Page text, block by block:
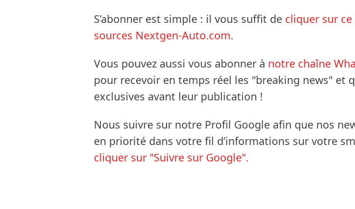
S’abonner est simple : il vous suffit de cliquer sur
sources Nextgen-Auto.com.
Vous pouvez aussi vous abonner à notre chaîne
pour recevoir en temps réel les "breaking news" et
exclusives avant leur publication !
Nous suivre sur notre Profil Google afin que nos
en priorité dans votre fil d’informations sur votre
cliquer sur "Suivre sur Google".